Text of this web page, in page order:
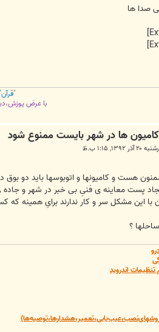
صدا ها
"
با عرض
۱۳۹۲, ۱:۱۵ ب.ظ
هست و کامیونها و اتوبوسها باید دو
پست معاینه ی فنیِ بی خبر در شهر و جاده
؟
تنظیمات اندروید